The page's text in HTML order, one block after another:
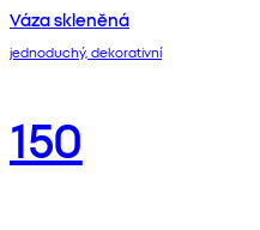
Váza skleněná
jednoduchý, dekorativní
150